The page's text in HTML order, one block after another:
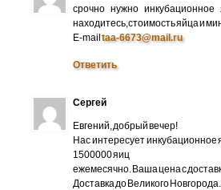
срочно нужно
находитесь,стоимость яйца и
E-mailtaa-6673@mail.ru
Ответить
Сергей
Евгений, добрый вечер!
Нас интересует инкубационное
1500000 яиц
ежемесячно. Ваша цена с
Доставка до Великого Новгорода.